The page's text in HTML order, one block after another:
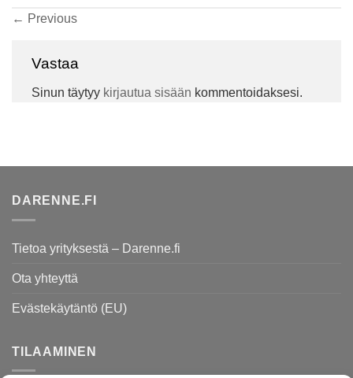
← Previous
Vastaa
Sinun täytyy kirjautua sisään kommentoidaksesi.
DARENNE.FI
Tietoa yrityksestä – Darenne.fi
Ota yhteyttä
Evästekäytäntö (EU)
TILAAMINEN